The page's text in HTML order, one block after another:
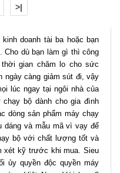
>|
doanh tài ba hoặc bạn
Cho dù bạn làm gì thì công
gian chăm lo cho sức
ngày càng giảm sút đi, vậy
lúc ngay tại ngôi nhà của
bộ dành cho gia đình
dòng sản phẩm máy chạy
dáng và mẫu mã vì vạy để
bộ với chất lượng tốt và
xét kỹ trước khi mua. Sieu
ủy quyền độc quyền máy